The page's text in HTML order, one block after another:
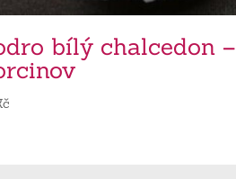
bílý chalcedon –